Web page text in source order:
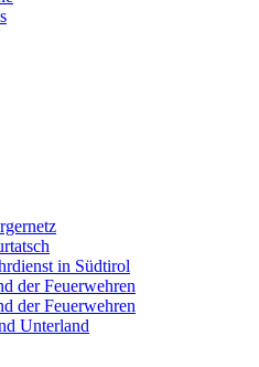
in Südtirol
der Feuerwehren
der Feuerwehren
Unterland